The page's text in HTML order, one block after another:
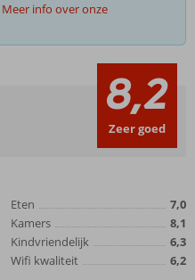
Meer info over onze
8,2
Zeer goed
Eten
7,0
Kamers
8,1
Kindvriendelijk
6,3
Wifi kwaliteit
6,2